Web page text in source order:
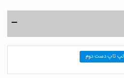
لپ تاپ دست دوم